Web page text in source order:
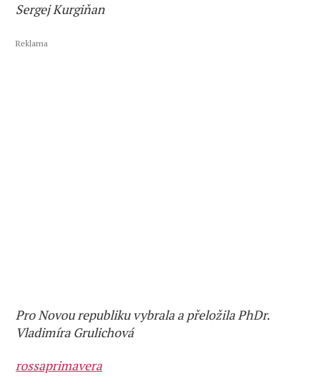
Sergej Kurgiňan
Reklama
Pro Novou republiku vybrala a přeložila PhDr.
Vladimíra Grulichová
rossaprimavera